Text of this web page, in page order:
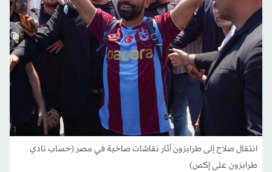
انتقال صلاح إلى طرابزون أثار نقاشات صاخبة في مصر (حساب نادي
طرابزون على إكس)